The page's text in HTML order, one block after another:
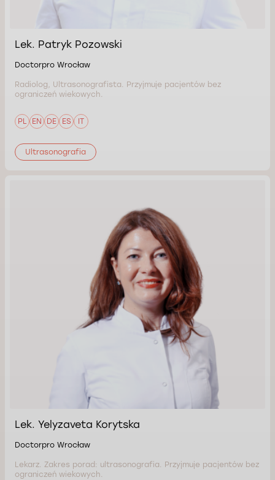
Lek. Patryk Pozowski
Doctorpro Wrocław
Radiolog, Ultrasonografista. Przyjmuje pacjentów bez
ograniczeń wiekowych.
PL EN DE ES IT
Ultrasonografia
Lek. Yelyzaveta Korytska
Doctorpro Wrocław
Lekarz. Zakres porad: ultrasonografia. Przyjmuje pacjentów bez
ograniczeń wiekowych.